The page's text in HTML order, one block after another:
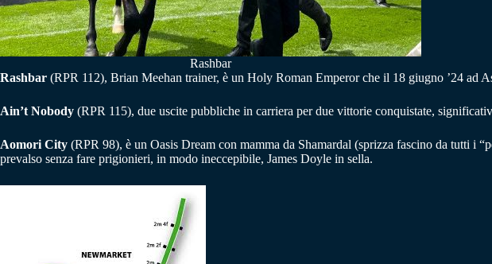
Rashbar
Rashbar (RPR 112), Brian Meehan trainer, è un Holy Roman Emperor che il 18 giugno ’24 ad
Ain’t Nobody (RPR 115), due uscite pubbliche in carriera per due vittorie conquistate,
Aomori City (RPR 98), è un Oasis Dream con mamma da Shamardal (sprizza fascino da tutti i
prevalso senza fare prigionieri, in modo ineccepibile, James Doyle in sella.